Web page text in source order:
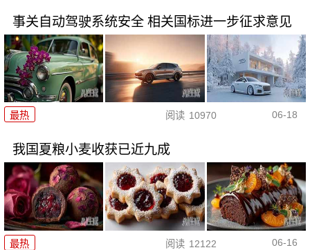
事关自动驾驶系统安全 相关国标进一步征求意见
最热 阅读 10970 06-18
我国夏粮小麦收获已近九成
最热 阅读 12122 06-16